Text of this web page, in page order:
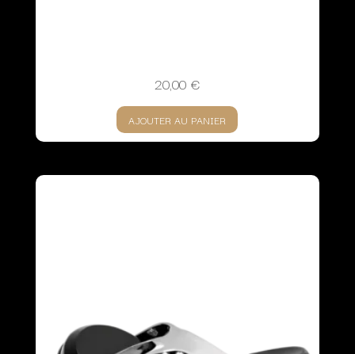
20,00 €
AJOUTER AU PANIER